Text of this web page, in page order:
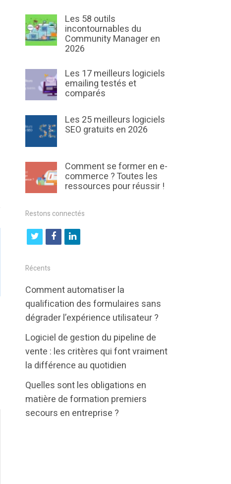
Les 58 outils
incontournables du
Community Manager en
2026
Les 17 meilleurs logiciels
emailing testés et
comparés
Les 25 meilleurs logiciels
SEO gratuits en 2026
Comment se former en e-
commerce ? Toutes les
ressources pour réussir !
Restons connectés
t
i
t
e
r
f
b
o
k
l
k
e
d
n
Récents
Comment automatiser la
qualification des formulaires sans
dégrader l’expérience utilisateur ?
Logiciel de gestion du pipeline de
vente : les critères qui font vraiment
la différence au quotidien
Quelles sont les obligations en
matière de formation premiers
secours en entreprise ?